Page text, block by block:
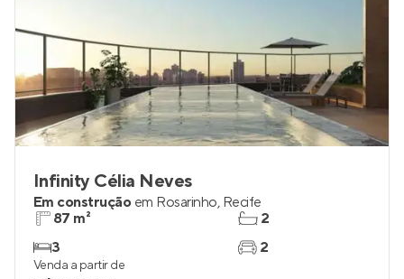
Infinity Célia Neves
Em construção em Rosarinho, Recife
87 m²
3
2
2
Venda a partir de